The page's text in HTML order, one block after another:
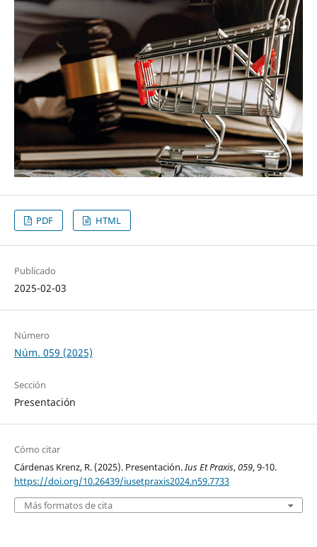
PDF HTML
Publicado
2025-02-03
Número
Núm. 059 (2025)
Sección
Presentación
Cómo citar
Cárdenas Krenz, R. (2025). Presentación.Ius Et Praxis,059, 9-10.
https://doi.org/10.26439/iusetpraxis2024.n59.7733
Más formatos de cita